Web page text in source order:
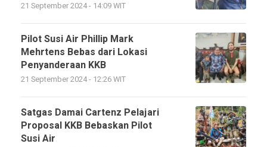
21 September 2024 - 14:09 WIT
Pilot Susi Air Phillip Mark
Mehrtens Bebas dari Lokasi
Penyanderaan KKB
21 September 2024 - 12:26 WIT
Satgas Damai Cartenz Pelajari
Proposal KKB Bebaskan Pilot
Susi Air